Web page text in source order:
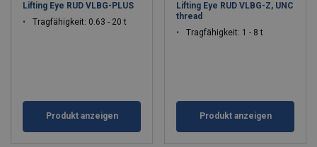
Lifting Eye RUD VLBG-PLUS
Tragfähigkeit: 0.63 - 20 t
Produkt anzeigen
Lifting Eye RUD VLBG-Z, UNC
thread
Tragfähigkeit: 1 - 8 t
Produkt anzeigen